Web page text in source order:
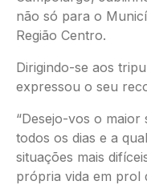
não só para o
Região Centro.
Dirigindo-se aos
expressou o seu
“Desejo-vos o
todos os dias e a
situações mais
própria vida em prol